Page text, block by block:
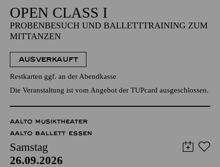
OPEN CLASS I
PROBENBESUCH UND BALLETTTRAINING ZUM
MITTANZEN
AUSVERKAUFT
Restkarten ggf. an der Abendkasse
Die Veranstaltung ist vom Angebot der TUPcard ausgeschlossen.
AALTO MUSIKTHEATER
AALTO BALLETT ESSEN
Samstag
26.09.2026